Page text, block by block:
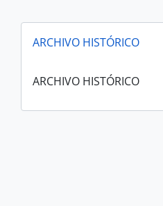
ARCHIVO HISTÓRICO
ARCHIVO HISTÓRICO